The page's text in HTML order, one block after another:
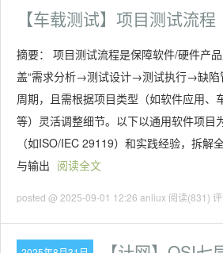
【车载测试】项目测试流程
摘要： 项目测试流程是保障软件/硬件产
盖“需求分析→测试设计→测试执行→缺陷
周期，且需根据项目类型（如软件应用、
等）灵活调整细节。以下以通用软件项目
（如ISO/IEC 29119）和实践经验，拆解
与输出 阅读全文
posted @ 2025-09-01 12:26 anliux 阅读(831)